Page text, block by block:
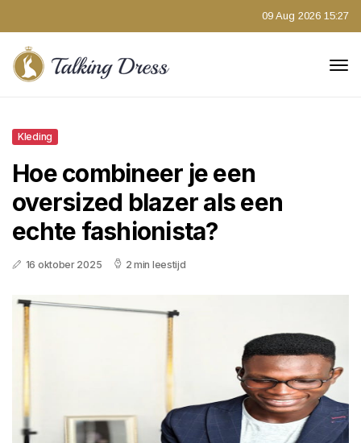
09 Aug 2026 15:27
Kleding
Hoe combineer je een
oversized blazer als een
echte fashionista?
16 oktober 2025 2 min leestijd